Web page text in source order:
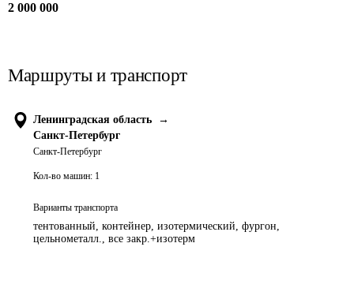
2 000 000
Маршруты и транспорт
Ленинградская область
→
Санкт-Петербург
Санкт-Петербург
Кол-во машин: 1
Варианты транспорта
тентованный, контейнер, изотермический, фургон,
цельнометалл., все закр.+изотерм